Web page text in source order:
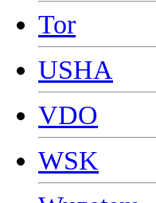
Tor
USHA
VDO
WSK